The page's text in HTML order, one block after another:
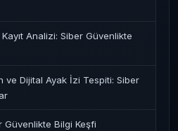
Analizi: Siber Güvenlikte
ve Dijital Ayak İzi Tespiti: Siber
Güvenlikte Bilgi Keşfi